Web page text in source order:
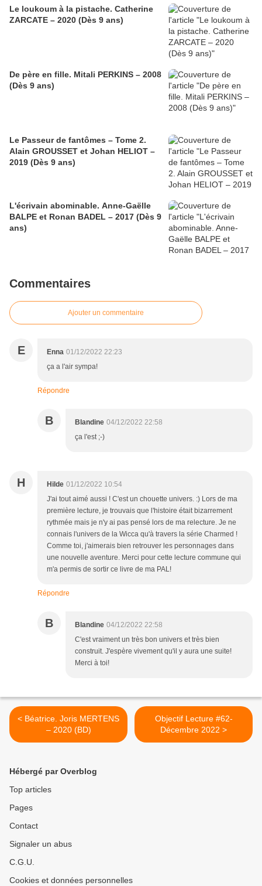
Le loukoum à la pistache. Catherine
ZARCATE – 2020 (Dès 9 ans)
De père en fille. Mitali PERKINS – 2008
(Dès 9 ans)
Le Passeur de fantômes – Tome 2.
Alain GROUSSET et Johan HELIOT –
2019 (Dès 9 ans)
L'écrivain abominable. Anne-Gaëlle
BALPE et Ronan BADEL – 2017 (Dès 9
ans)
Commentaires
Ajouter un commentaire
E Enna 01/12/2022 22:23
ça a l'air sympa!
Répondre
B Blandine 04/12/2022 22:58
ça l'est ;-)
H Hilde 01/12/2022 10:54
J'ai tout aimé aussi ! C'est un chouette univers. :) Lors de ma
première lecture, je trouvais que l'histoire était bizarrement
rythmée mais je n'y ai pas pensé lors de ma relecture. Je ne
connais l'univers de la Wicca qu'à travers la série Charmed !
Comme toi, j'aimerais bien retrouver les personnages dans
une nouvelle aventure. Merci pour cette lecture commune qui
m'a permis de sortir ce livre de ma PAL!
Répondre
B Blandine 04/12/2022 22:58
C'est vraiment un très bon univers et très bien
construit. J'espère vivement qu'il y aura une suite!
Merci à toi!
< Béatrice. Joris MERTENS
– 2020 (BD)
Objectif Lecture #62-
Décembre 2022 >
Hébergé par Overblog
Top articles
Pages
Contact
Signaler un abus
C.G.U.
Cookies et données personnelles